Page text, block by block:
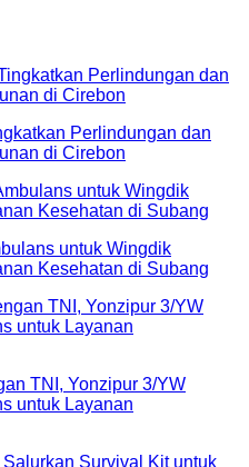
Perlindungan dan
di Cirebon
untuk Wingdik
Kesehatan di Subang
TNI, Yonzipur 3/YW
untuk Layanan